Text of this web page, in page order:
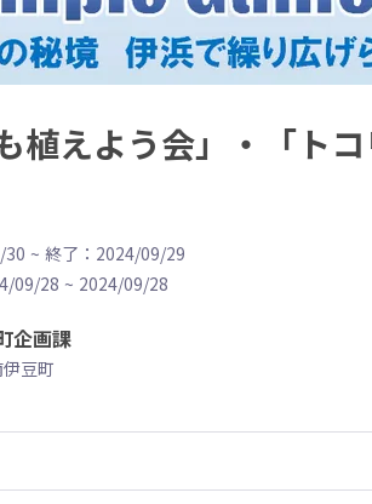
植えよう会」・「ト
30 ~ 終了：2024/09/29
09/28 ~ 2024/09/28
企画課
豆町